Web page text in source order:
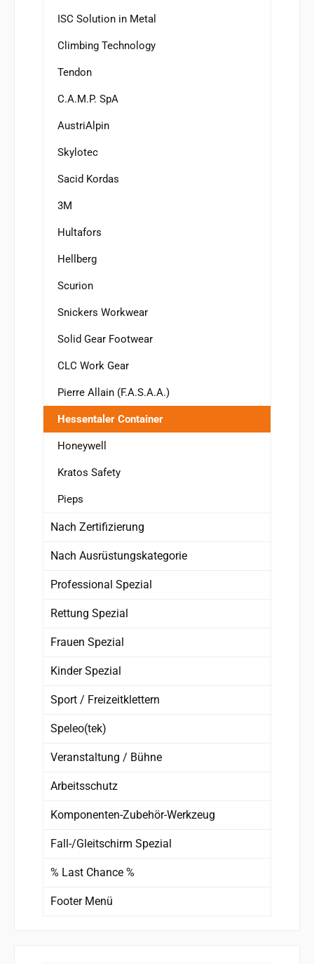
ISC Solution in Metal
Climbing Technology
Tendon
C.A.M.P. SpA
AustriAlpin
Skylotec
Sacid Kordas
3M
Hultafors
Hellberg
Scurion
Snickers Workwear
Solid Gear Footwear
CLC Work Gear
Pierre Allain (F.A.S.A.A.)
Hessentaler Container
Honeywell
Kratos Safety
Pieps
Nach Zertifizierung
Nach Ausrüstungskategorie
Professional Spezial
Rettung Spezial
Frauen Spezial
Kinder Spezial
Sport / Freizeitklettern
Speleo(tek)
Veranstaltung / Bühne
Arbeitsschutz
Komponenten-Zubehör-Werkzeug
Fall-/Gleitschirm Spezial
% Last Chance %
Footer Menü